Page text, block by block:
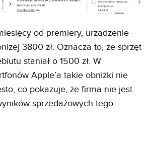
od premiery, urządzenie
3800 zł. Oznacza to, że sprzęt
staniał o 1500 zł. W
Apple’a takie obniżki nie
co pokazuje, że firma nie jest
sprzedażowych tego